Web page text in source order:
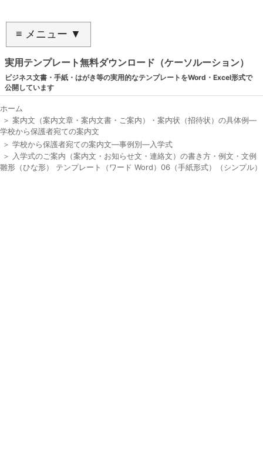
≡ メニュー ▼
実用テンプレート無料ダウンロード（ケーソルーション）
ビジネス文書・手紙・はがき等の実用的なテンプレートをWord・Excel形式で
公開しています
ホーム
＞ 案内文（案内文章・案内文書・ご案内）・案内状（招待状）の具体例―
学校から保護者宛ての案内文
＞ 学校から保護者宛ての案内文―事例別―入学式
＞
入学式のご案内（案内文・お知らせ文・連絡文）の書き方・例文・文例
雛形（ひな形） テンプレート（ワード Word）06（手紙形式）（シンプル）